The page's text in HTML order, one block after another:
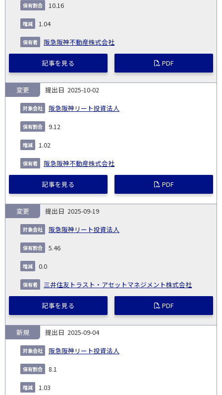
10.16
1.04
阪急阪神不動産株式会社
記事を見る PDF
2025-10-02
阪急阪神リート投資法人
変更
9.12
1.02
阪急阪神不動産株式会社
記事を見る PDF
2025-09-19
阪急阪神リート投資法人
変更
5.46
0.0
三井住友トラスト・アセットマネジメント株式会社
記事を見る PDF
2025-09-04
阪急阪神リート投資法人
新規
8.1
1.03